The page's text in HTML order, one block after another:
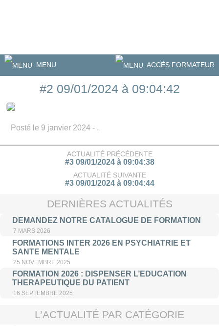
MENU ACCÈS FORMATEUR
#2 09/01/2024 à 09:04:42
Posté le 9 janvier 2024 - .
ACTUALITÉ PRÉCÉDENTE
#3 09/01/2024 à 09:04:38
ACTUALITÉ SUIVANTE
#3 09/01/2024 à 09:04:44
DERNIÈRES ACTUALITÉS
DEMANDEZ NOTRE CATALOGUE DE FORMATION
7 MARS 2026
FORMATIONS INTER 2026 EN PSYCHIATRIE ET
SANTE MENTALE
25 NOVEMBRE 2025
FORMATION 2026 : DISPENSER L’EDUCATION
THERAPEUTIQUE DU PATIENT
16 SEPTEMBRE 2025
L’ACTUALITÉ PAR CATÉGORIE